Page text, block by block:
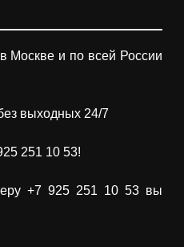
Москве и по всей России
выходных 24/7
251 10 53!
+7 925 251 10 53 вы